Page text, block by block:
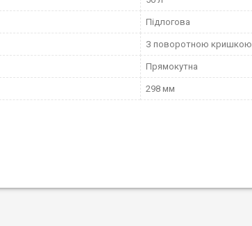
Підлогова
З поворотною кришкою
Прямокутна
298 мм